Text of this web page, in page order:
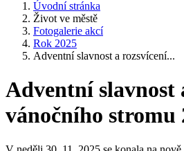
Úvodní stránka
Život ve městě
Fotogalerie akcí
Rok 2025
Adventní slavnost a rozsvícení...
Adventní slavnost
vánočního stromu